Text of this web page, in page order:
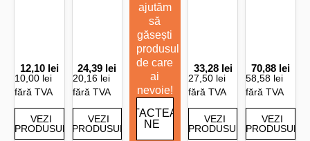
12,10 lei
10,00 lei
fără TVA
VEZI
PRODUSUL
24,39 lei
20,16 lei
fără TVA
VEZI
PRODUSUL
ajutăm
să
găsești
produsul
de care
ai
nevoie!
CONTACTEAZĂ-
NE
33,28 lei
27,50 lei
fără TVA
VEZI
PRODUSUL
70,88 lei
58,58 lei
fără TVA
VEZI
PRODUSUL